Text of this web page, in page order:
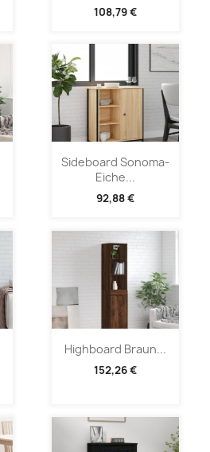
108,79 €
Sideboard Sonoma-
Eiche...
92,88 €
Highboard Braun...
152,26 €